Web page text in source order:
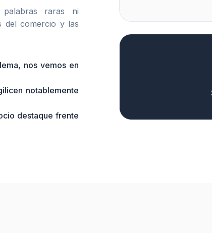
raras ni
del comercio y las
nos vemos en
notablemente
destaque frente